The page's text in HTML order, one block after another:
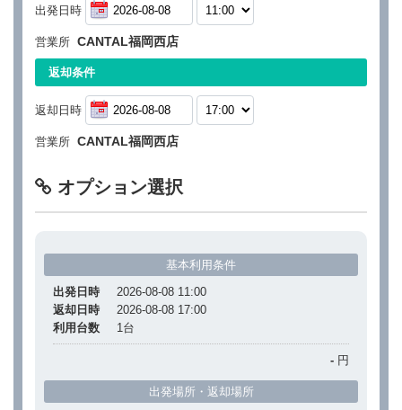
出発日時
営業所 CANTAL福岡西店
返却条件
返却日時
営業所 CANTAL福岡西店
オプション選択
基本利用条件
出発日時
2026-08-08 11:00
返却日時
2026-08-08 17:00
利用台数
1台
- 円
出発場所・返却場所